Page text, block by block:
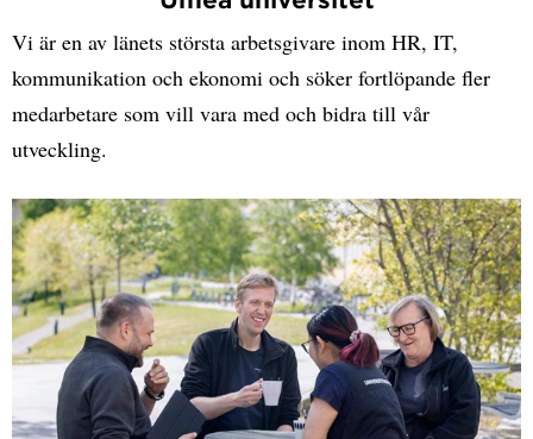
Vi är en av länets största arbetsgivare inom HR, IT,
kommunikation och ekonomi och söker fortlöpande fler
medarbetare som vill vara med och bidra till vår
utveckling.